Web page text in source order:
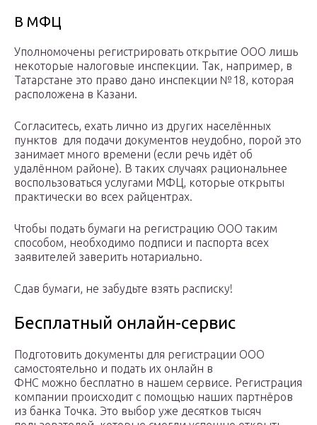
В МФЦ
Уполномочены регистрировать открытие ООО лишь
некоторые налоговые инспекции. Так, например, в
Татарстане это право дано инспекции №18, которая
расположена в Казани.
Согласитесь, ехать лично из других населённых
пунктов для подачи документов неудобно, порой это
занимает много времени (если речь идёт об
удалённом районе). В таких случаях рациональнее
воспользоваться услугами МФЦ, которые открыты
практически во всех райцентрах.
Чтобы подать бумаги на регистрацию ООО таким
способом, необходимо подписи и паспорта всех
заявителей заверить нотариально.
Сдав бумаги, не забудьте взять расписку!
Бесплатный онлайн-сервис
Подготовить документы для регистрации ООО
самостоятельно и подать их онлайн в
ФНС можно бесплатно в нашем сервисе. Регистрация
компании происходит с помощью наших партнёров
из банка Точка. Это выбор уже десятков тысяч